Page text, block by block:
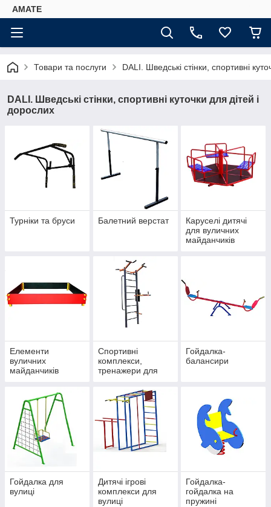
AMATE
Товари та послуги DALI. Шведські стінки, спортивні
DALI. Шведські стінки, спортивні куточки для дітей і
дорослих
Турніки та бруси Балетний верстат
Каруселі дитячі
для вуличних
майданчиків
Елементи
вуличних
майданчиків
Спортивні
комплекси,
тренажери для
Гойдалка-
балансири
Гойдалка для
вулиці
Дитячі ігрові
комплекси для
вулиці
Гойдалка-
гойдалка на
пружині